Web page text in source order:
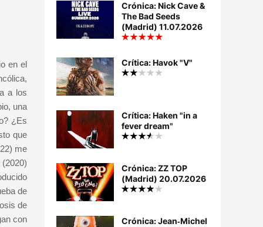
en el
a los
una
¿Es
que
me
de
de
con
Crónica: Nick Cave &
The Bad Seeds
(Madrid) 11.07.2026
Crítica: Havok "V"
Crítica: Haken "in a
fever dream"
Crónica: ZZ TOP
(Madrid) 20.07.2026
Crónica: Jean‐Michel